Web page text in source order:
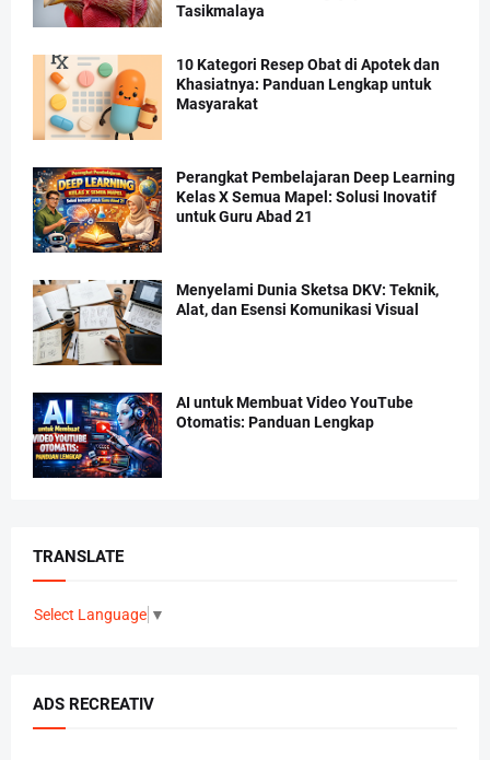
Tasikmalaya
10 Kategori Resep Obat di Apotek dan
Khasiatnya: Panduan Lengkap untuk
Masyarakat
Perangkat Pembelajaran Deep Learning
Kelas X Semua Mapel: Solusi Inovatif
untuk Guru Abad 21
Menyelami Dunia Sketsa DKV: Teknik,
Alat, dan Esensi Komunikasi Visual
AI untuk Membuat Video YouTube
Otomatis: Panduan Lengkap
TRANSLATE
Select Language ▼
ADS RECREATIV